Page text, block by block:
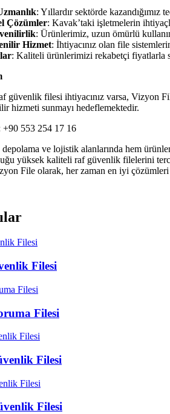
: Yıllardır sektörde
Çözümler: Kavak’taki işletmelerin
: Ürünlerimiz, uzun ömürlü
Hizmet: İhtiyacınız olan file
: Kaliteli ürünlerimizi rekabetçi fiyatlarla
güvenlik filesi ihtiyacınız varsa, Vizyon
hizmeti sunmayı hedeflemektedir.
+90 553 254 17 16
depolama ve lojistik alanlarında hem
yüksek kaliteli raf güvenlik filelerini
File olarak, her zaman en iyi çözümleri
Filesi
Filesi
Filesi
Filesi